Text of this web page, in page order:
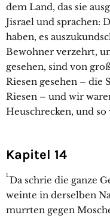
dem Land, das sie
Jisrael und sprachen:
haben, es
Bewohner verzehrt,
gesehen, sind von
Riesen gesehen – die
Riesen – und wir
Heuschrecken, und
Kapitel 14
1.Da schrie die ganze
weinte in derselben
murrten gegen